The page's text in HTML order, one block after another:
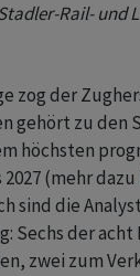
Rail- und
zog der
gehört zu den
höchsten
(mehr dazu
sind die
Sechs der acht
zwei zum